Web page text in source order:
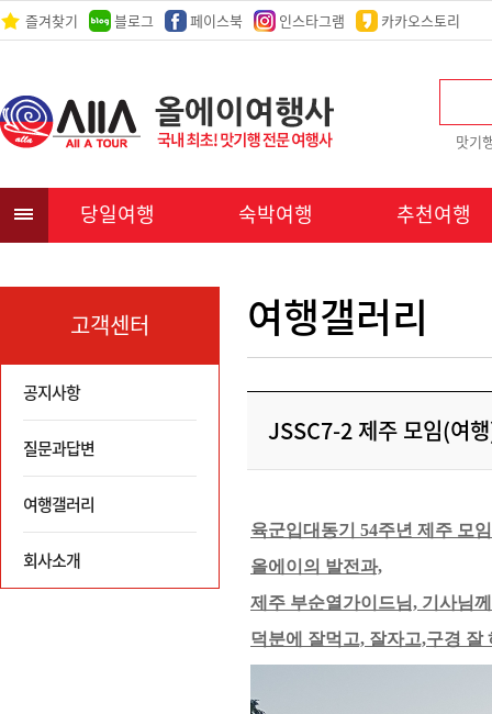
즐겨찾기 블로그 페이스북 인스타그램 카카오스토리
맛기
당일여행 숙박여행 추천여행
고객센터
공지사항
질문과답변
여행갤러리
회사소개
여행갤러리
JSSC7-2 제주 모임(여